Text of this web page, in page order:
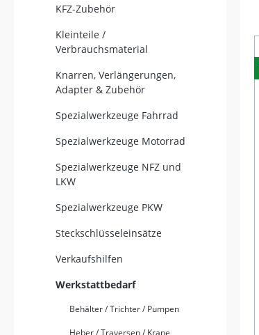
KFZ-Zubehör
Kleinteile /
Verbrauchsmaterial
Knarren, Verlängerungen,
Adapter & Zubehör
Spezialwerkzeuge Fahrrad
Spezialwerkzeuge Motorrad
Spezialwerkzeuge NFZ und
LKW
Spezialwerkzeuge PKW
Steckschlüsseleinsätze
Verkaufshilfen
Werkstattbedarf
Behälter / Trichter / Pumpen